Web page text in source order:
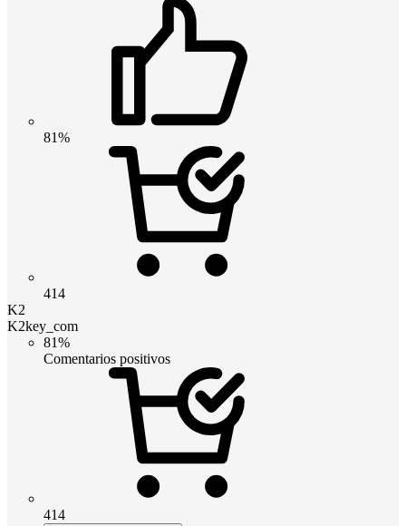
81%
414
K2
K2key_com
81%
Comentarios positivos
414